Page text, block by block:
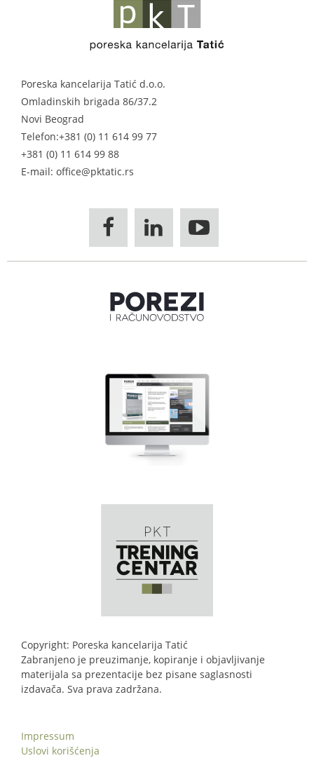
Poreska kancelarija Tatić d.o.o.
Omladinskih brigada 86/37.2
Novi Beograd
Telefon:+381 (0) 11 614 99 77
+381 (0) 11 614 99 88
E-mail: office@pktatic.rs
  
Copyright: Poreska kancelarija Tatić
Zabranjeno je preuzimanje, kopiranje i objavljivanje
materijala sa prezentacije bez pisane saglasnosti
izdavača. Sva prava zadržana.
Impressum
Uslovi korišćenja